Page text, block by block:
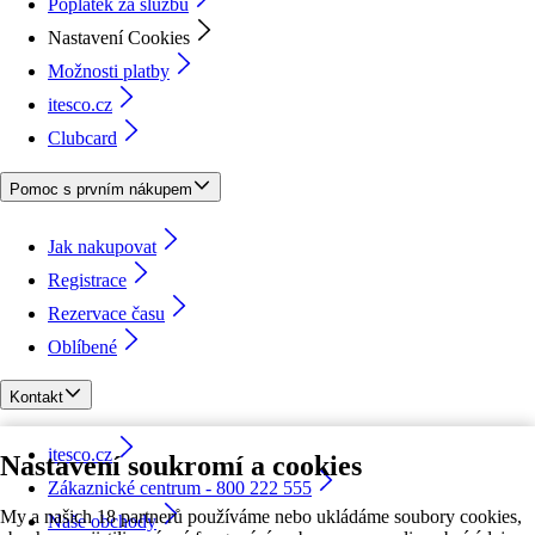
Nastavení soukromí a cookies
My a našich 18 partnerů používáme nebo ukládáme soubory cookies,
Poplatek za službu
Nastavení Cookies
Možnosti platby
itesco.cz
Clubcard
Pomoc s prvním nákupem
Jak nakupovat
Registrace
Rezervace času
Oblíbené
Kontakt
itesco.cz
Zákaznické centrum - 800 222 555
Naše obchody